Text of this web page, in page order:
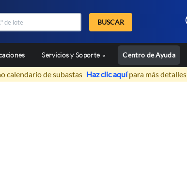
BUSCAR
Servicios y Soporte Centro de Ayuda
calendario de subastas Haz clic aquípara más detalles